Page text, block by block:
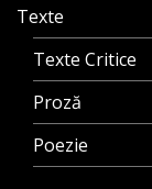
Texte
Texte Critice
Proză
Poezie